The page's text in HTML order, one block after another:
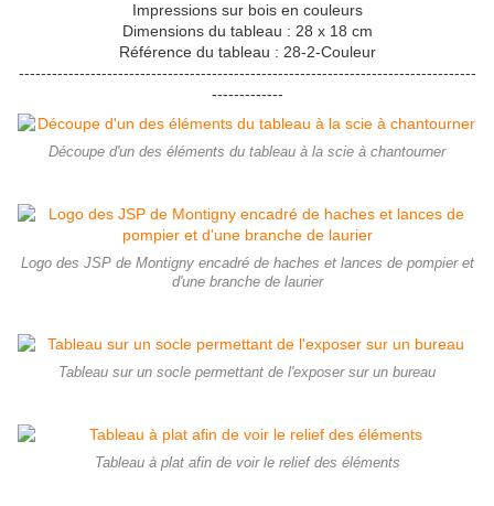
Impressions sur bois en couleurs
Dimensions du tableau : 28 x 18 cm
Référence du tableau : 28-2-Couleur
-----------------------------------------------------------------------------------
-------------
Découpe d'un des éléments du tableau à la scie à chantourner
Logo des JSP de Montigny encadré de haches et lances de pompier et
d'une branche de laurier
Tableau sur un socle permettant de l'exposer sur un bureau
Tableau à plat afin de voir le relief des éléments